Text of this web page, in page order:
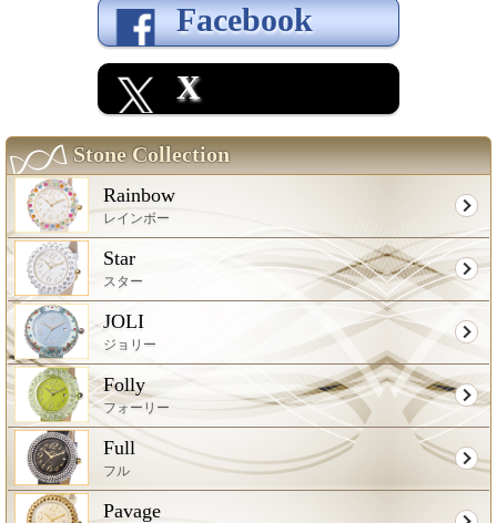
Facebook
X
Stone Collection
Rainbow
レインボー
Star
スター
JOLI
ジョリー
Folly
フォーリー
Full
フル
Pavage